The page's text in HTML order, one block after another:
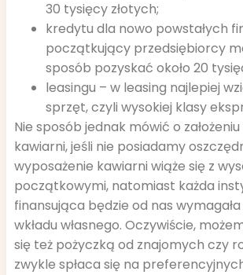
30 tysięcy złotych;
kredytu dla nowo powstałych
początkujący przedsiębiorcy
sposób pozyskać około 20
leasingu – w leasing najlepiej
sprzęt, czyli wysokiej klasy
Nie sposób jednak mówić o założeniu
kawiarni, jeśli nie posiadamy
wyposażenie kawiarni wiąże się z
początkowymi, natomiast każda
finansująca będzie od nas
wkładu własnego. Oczywiście,
się też pożyczką od znajomych czy
zwykle spłaca się na